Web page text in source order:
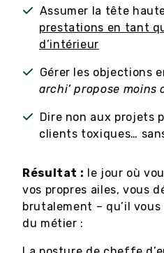
Assumer la tête
prestations en tant
d’intérieur
Gérer les objections
archi’ propose moins
Dire non aux projets
clients toxiques…
Résultat : le jour où
vos propres ailes, vous
brutalement – qu’il
du métier :